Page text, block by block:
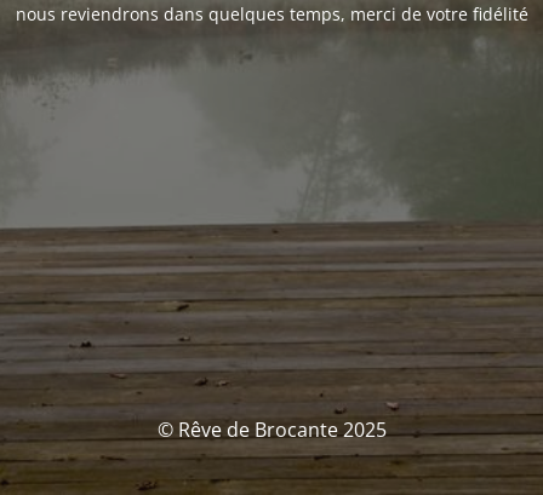
nous reviendrons dans quelques temps, merci de votre fidélité
© Rêve de Brocante 2025